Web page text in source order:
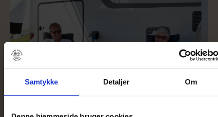
Samtykke Detaljer Om